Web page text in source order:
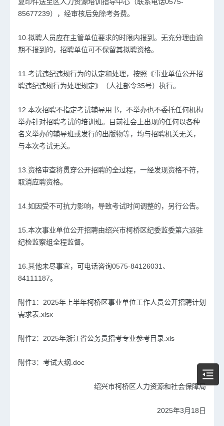
85677239），经审核后免除考务费。
10.拟聘人员应在主管单位要求的时限内报到。无充分理由逾
期不报到的，招聘单位可不保留其拟聘资格。
11.考试违纪违规行为的认定和处理，按照《事业单位公开招
聘违纪违规行为处理规定》（人社部令35号）执行。
12.本次招聘不指定考试辅导用书，不举办也不委托任何机构
举办针对招聘考试的培训班。目前社会上出现的任何以各种
名义举办的辅导班或发行的出版物等，均与招聘机关无关，
与本次考试无关。
13.资格审查将贯穿公开招聘的全过程，一经发现资格不符，
取消应聘资格。
14.如因受不可抗力影响，导致考试时间调整的，另行公告。
15.本次事业单位公开招聘由绍兴市柯桥区纪委监委第六派驻
纪检监察组全程监督。
16.其他未尽事宜，可电话咨询0575-84126031、
84111187。
附件1： 2025年上半年柯桥区事业单位工作人员公开招聘计划
需求表.xlsx
附件2： 2025年浙江省公务员招考专业参考目录.xls
附件3： 考试大纲.doc
绍兴市柯桥区人力资源和社会保障局
2025年3月18日